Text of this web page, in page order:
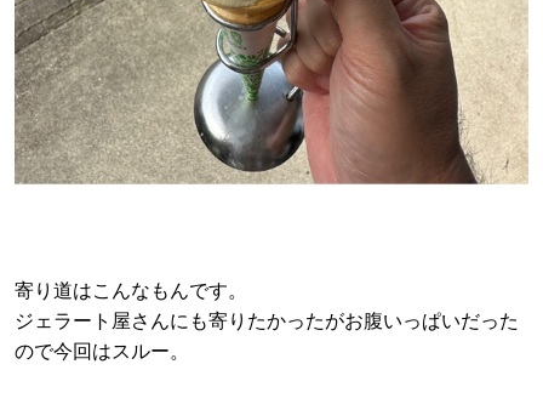
寄り道はこんなもんです。
ジェラート屋さんにも寄りたかったがお腹いっぱいだった
ので今回はスルー。